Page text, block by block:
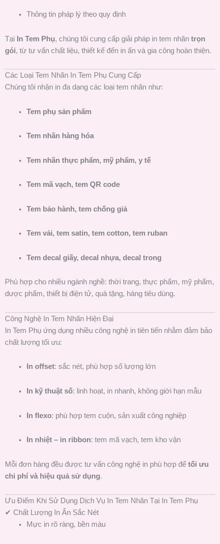
Thông tin pháp lý theo quy định
Tại In Tem Phụ, chúng tôi cung cấp giải pháp in tem nhãn trọn
gói, từ tư vấn chất liệu, thiết kế đến in ấn và gia công hoàn thiện.
Các Loại Tem Nhãn In Tem Phụ Cung Cấp
Chúng tôi nhận in đa dạng các loại tem nhãn như:
Tem phụ sản phẩm
Tem nhãn hàng hóa
Tem nhãn thực phẩm, mỹ phẩm, y tế
Tem mã vạch, tem QR code
Tem bảo hành, tem chống giả
Tem vải, tem satin, tem cotton, tem ruban
Tem decal giấy, decal nhựa, decal trong
Phù hợp cho nhiều ngành nghề: thời trang, thực phẩm, mỹ phẩm,
dược phẩm, thiết bị điện tử, quà tặng, hàng tiêu dùng.
Công Nghệ In Tem Nhãn Hiện Đại
In Tem Phụ ứng dụng nhiều công nghệ in tiên tiến nhằm đảm bảo
chất lượng tối ưu:
In offset: sắc nét, phù hợp số lượng lớn
In kỹ thuật số: linh hoạt, in nhanh, không giới hạn mẫu
In flexo: phù hợp tem cuộn, sản xuất công nghiệp
In nhiệt – in ribbon: tem mã vạch, tem kho vận
Mỗi đơn hàng đều được tư vấn công nghệ in phù hợp để tối ưu
chi phí và hiệu quả sử dụng.
Ưu Điểm Khi Sử Dụng Dịch Vụ In Tem Nhãn Tại In Tem Phụ
✔ Chất Lượng In Ấn Sắc Nét
Mực in rõ ràng, bền màu